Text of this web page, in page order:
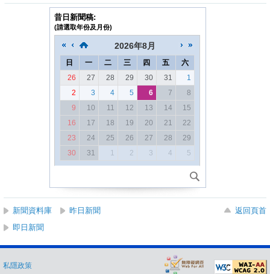
昔日新聞稿:
(請選取年份及月份)
2026年8月
日 一 二 三 四 五
六
26
27 28 29 30 31
1
2
3 4 5 6 7
8
9
10 11 12 13 14
15
16
17 18 19 20 21
22
23
24 25 26 27 28
29
30
31 1 2 3 4 5
新聞資料庫 昨日新聞
返回頁首
即日新聞
私隱政策